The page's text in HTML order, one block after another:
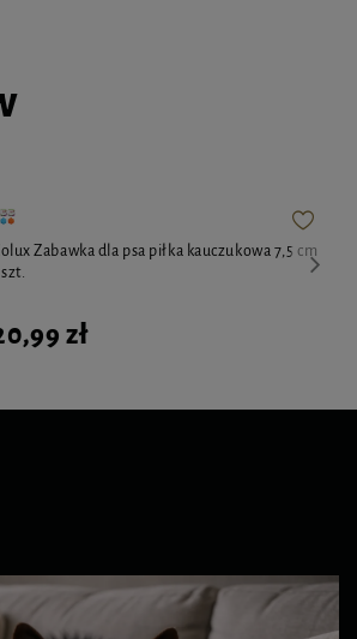
Zabawka dla psa piłka kauczukowa 7,5 cm
szt.
zł